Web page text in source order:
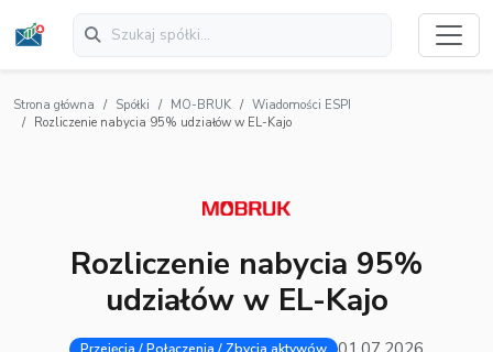
Strona główna Spółki MO-BRUK
Wiadomości ESPI
Rozliczenie nabycia 95% udziałów w EL-Kajo
Rozliczenie nabycia 95%
udziałów w EL-Kajo